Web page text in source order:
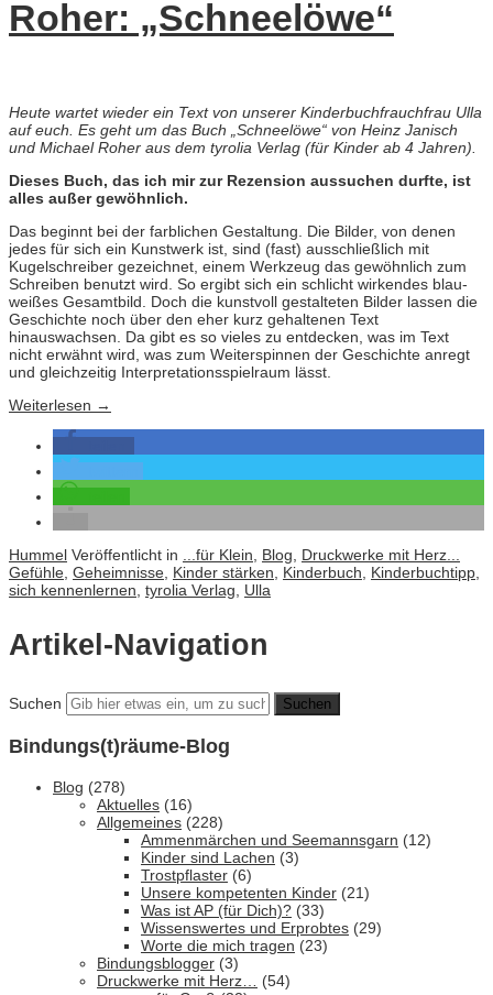
Roher: „Schneelöwe“
Heute wartet wieder ein Text von unserer Kinderbuchfrauchfrau Ulla
auf euch. Es geht um das Buch „Schneelöwe“ von Heinz Janisch
und Michael Roher aus dem tyrolia Verlag (für Kinder ab 4 Jahren).
Dieses Buch, das ich mir zur Rezension aussuchen durfte, ist
alles außer gewöhnlich.
Das beginnt bei der farblichen Gestaltung. Die Bilder, von denen
jedes für sich ein Kunstwerk ist, sind (fast) ausschließlich mit
Kugelschreiber gezeichnet, einem Werkzeug das gewöhnlich zum
Schreiben benutzt wird. So ergibt sich ein schlicht wirkendes blau-
weißes Gesamtbild. Doch die kunstvoll gestalteten Bilder lassen die
Geschichte noch über den eher kurz gehaltenen Text
hinauswachsen. Da gibt es so vieles zu entdecken, was im Text
nicht erwähnt wird, was zum Weiterspinnen der Geschichte anregt
und gleichzeitig Interpretationsspielraum lässt.
Weiterlesen →
Hummel Veröffentlicht in ...für Klein, Blog, Druckwerke mit Herz...
Gefühle, Geheimnisse, Kinder stärken, Kinderbuch, Kinderbuchtipp,
sich kennenlernen, tyrolia Verlag, Ulla
Artikel-Navigation
Suchen
Bindungs(t)räume-Blog
Blog (278)
Aktuelles (16)
Allgemeines (228)
Ammenmärchen und Seemannsgarn (12)
Kinder sind Lachen (3)
Trostpflaster (6)
Unsere kompetenten Kinder (21)
Was ist AP (für Dich)? (33)
Wissenswertes und Erprobtes (29)
Worte die mich tragen (23)
Bindungsblogger (3)
Druckwerke mit Herz… (54)